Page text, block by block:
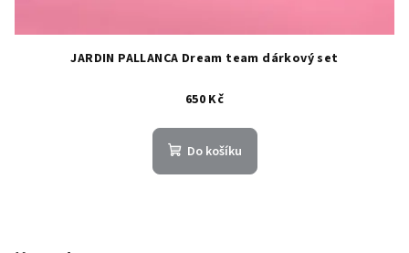
JARDIN PALLANCA Dream team dárkový set
650 Kč
Do košíku